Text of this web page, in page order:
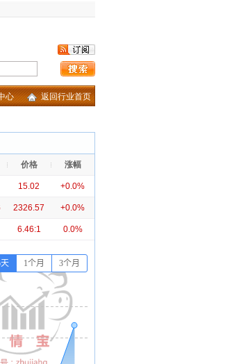
心 返回行业首页
价格 涨幅
15.02 +0.0%
2326.57 +0.0%
6.46:1 0.0%